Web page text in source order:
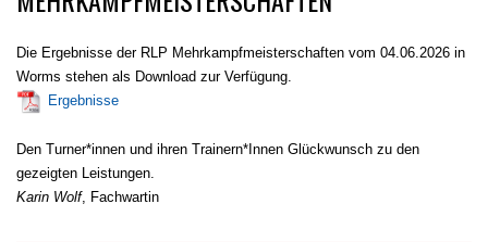
Die Ergebnisse der RLP Mehrkampfmeisterschaften vom 04.06.2026 in
Worms stehen als Download zur Verfügung.
Ergebnisse
Den Turner*innen und ihren Trainern*Innen Glückwunsch zu den
gezeigten Leistungen.
Karin Wolf, Fachwartin